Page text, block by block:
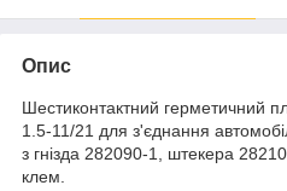
Опис
Шестиконтактний герметичний
1.5-11/21 для з'єднання
з гнізда 282090-1, штекера
клем.